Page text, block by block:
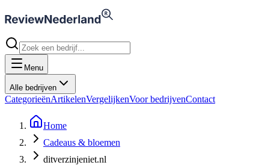
Menu
Alle bedrijven
CategorieënArtikelenVergelijkenVoor bedrijvenContact
Home
Cadeaus & bloemen
ditverzinjeniet.nl